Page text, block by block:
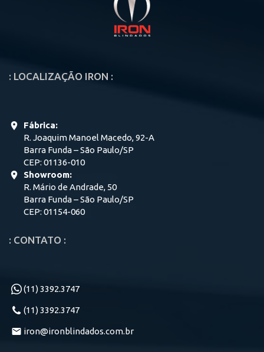
: LOCALIZAÇÃO IRON :
Fábrica:
R. Joaquim Manoel Macedo, 92-A
Barra Funda – São Paulo/SP
CEP: 01136-010
Showroom:
R. Mário de Andrade, 50
Barra Funda – São Paulo/SP
CEP: 01154-060
: CONTATO :
(11) 3392.3747
(11) 3392.3747
iron@ironblindados.com.br